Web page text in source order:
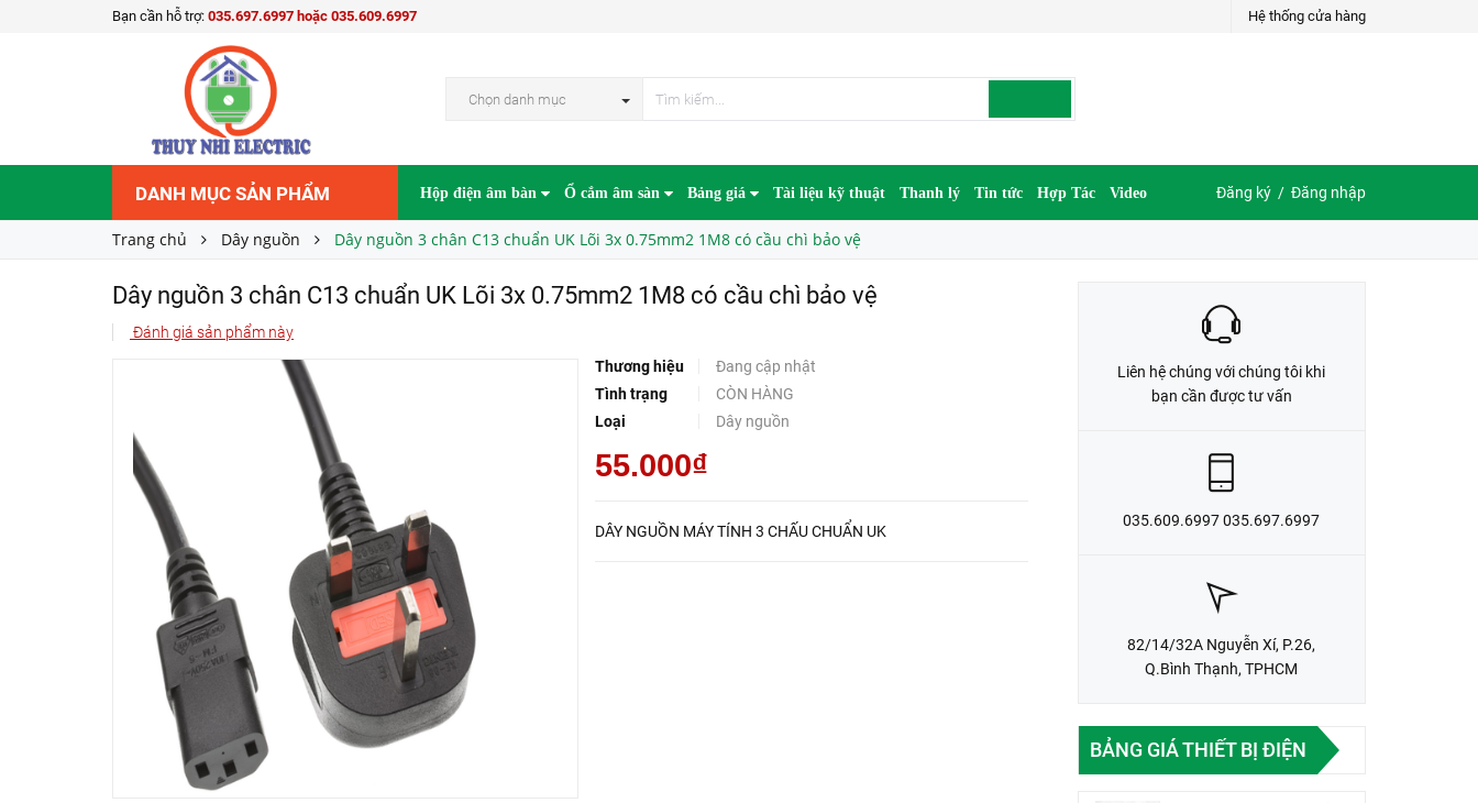
Bạn cần hỗ trợ: 035.697.6997 hoặc 035.609.6997 Hệ thống cửa hàng
Chọn danh mục
DANH MỤC SẢN PHẨM Hộp điện âm bàn Ổ cắm âm sàn Bảng giá Tài liệu kỹ thuật Thanh lý Tin tức Hợp Tác Video Đăng ký / Đăng nhập
Trang chủ Dây nguồn Dây nguồn 3 chân C13 chuẩn UK Lõi 3x 0.75mm2 1M8 có cầu chì bảo vệ
Dây nguồn 3 chân C13 chuẩn UK Lõi 3x 0.75mm2 1M8 có cầu chì bảo vệ
Đánh giá sản phẩm này
Thương hiệu
Đang cập nhật
Tình trạng
CÒN HÀNG
Loại
Dây nguồn
55.000₫
DÂY NGUỒN MÁY TÍNH 3 CHẤU CHUẨN UK
Giá bán: 55.000₫
LIÊN HỆ ĐẶT HÀNG
Liên hệ chúng với chúng tôi khi
bạn cần được tư vấn
035.609.6997 035.697.6997
82/14/32A Nguyễn Xí, P.26,
Q.Bình Thạnh, TPHCM
BẢNG GIÁ THIẾT BỊ ĐIỆN